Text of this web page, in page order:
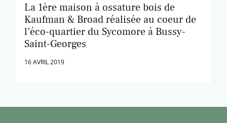
La 1ère maison à ossature bois de
Kaufman & Broad réalisée au coeur de
l’éco-quartier du Sycomore à Bussy-
Saint-Georges
16 AVRIL 2019